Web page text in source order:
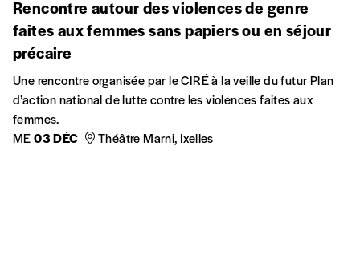
Rencontre autour des violences de genre
faites aux femmes sans papiers ou en séjour
précaire
Une rencontre organisée par le CIRÉ à la veille du futur Plan
d’action national de lutte contre les violences faites aux
femmes.
ME03 DÉC Théâtre Marni, Ixelles